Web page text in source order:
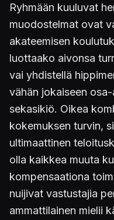
Ryhmään kuuluvat
muodostelmat ovat
akateemisen
luottaako aivonsa
vai yhdistellä
vähän jokaiseen
sekasikiö. Oikea
kokemuksen turvin,
ultimaattinen
olla kaikkea muuta
kompensaationa
nuijivat vastustajia
ammattilainen mielii